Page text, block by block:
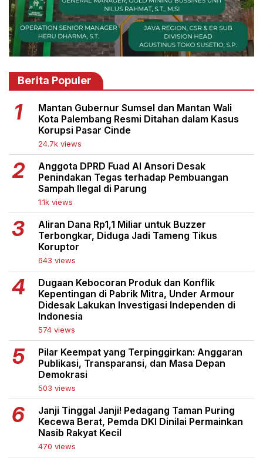
Berita Populer
Mantan Gubernur Sumsel dan Mantan Wali
Kota Palembang Resmi Ditahan dalam Kasus
Korupsi Pasar Cinde
24.7k views
Anggota DPRD Fuad Al Ansori Desak
Penindakan Tegas terhadap Pembuangan
Sampah Ilegal di Parung
1.1k views
Aliran Dana Rp1,1 Miliar untuk Buzzer
Terbongkar, Diduga Jadi Tameng Tikus
Koruptor
643 views
Dugaan Kebocoran Produk dan Konflik
Kepentingan di Pabrik Mitra, Under Armour
Didesak Lakukan Investigasi Independen di
Indonesia
574 views
Pilar Keempat yang Terpinggirkan: Anggaran
Publikasi, Transparansi, dan Masa Depan
Demokrasi
503 views
Janji Tinggal Janji! Pedagang Taman Puring
Kecewa Berat, Pemda DKI Dinilai Permainkan
Nasib Rakyat Kecil
470 views